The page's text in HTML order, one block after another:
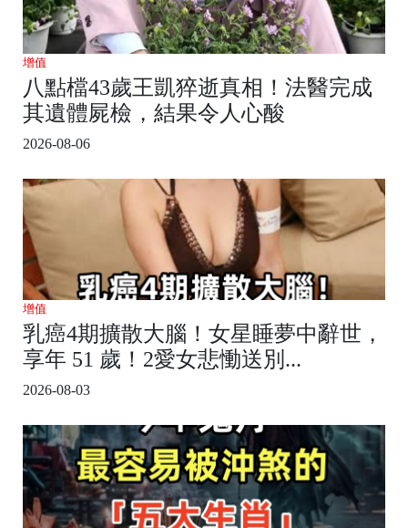
增值
八點檔43歲王凱猝逝真相！法醫完成
其遺體屍檢，結果令人心酸
2026-08-06
增值
乳癌4期擴散大腦！女星睡夢中辭世，
享年 51 歲！2愛女悲慟送別...
2026-08-03